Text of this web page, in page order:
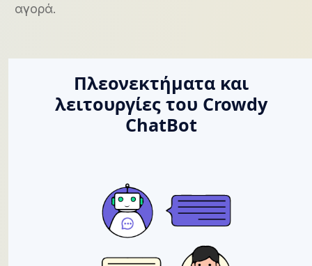
αγορά.
Πλεονεκτήματα και
λειτουργίες του Crowdy
ChatBot